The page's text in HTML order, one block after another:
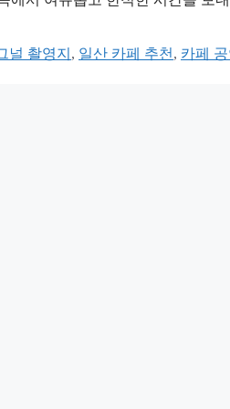
널 촬영지 , 일산 카페 추천, 카페